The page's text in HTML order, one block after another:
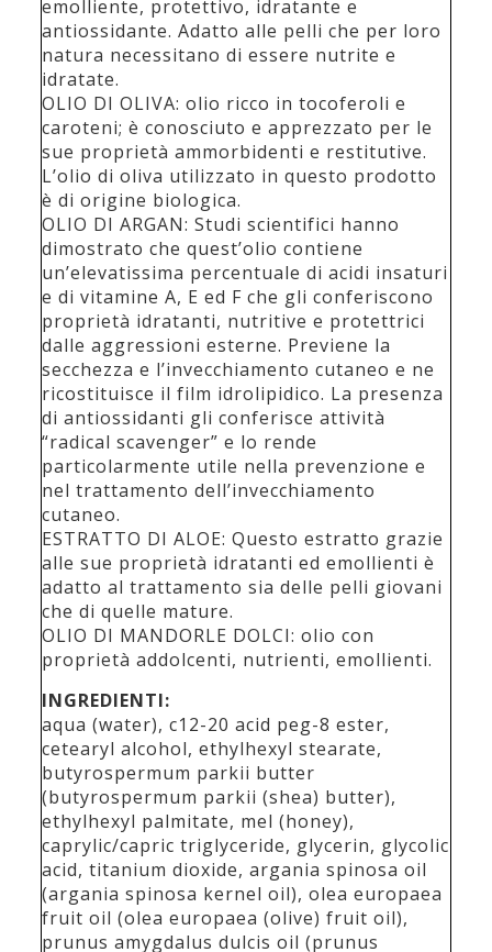
emolliente, protettivo, idratante e
antiossidante. Adatto alle pelli che per loro
natura necessitano di essere nutrite e
idratate.
OLIO DI OLIVA: olio ricco in tocoferoli e
caroteni; è conosciuto e apprezzato per le
sue proprietà ammorbidenti e restitutive.
L’olio di oliva utilizzato in questo prodotto
è di origine biologica.
OLIO DI ARGAN: Studi scientifici hanno
dimostrato che quest’olio contiene
un’elevatissima percentuale di acidi insaturi
e di vitamine A, E ed F che gli conferiscono
proprietà idratanti, nutritive e protettrici
dalle aggressioni esterne. Previene la
secchezza e l’invecchiamento cutaneo e ne
ricostituisce il film idrolipidico. La presenza
di antiossidanti gli conferisce attività
“radical scavenger” e lo rende
particolarmente utile nella prevenzione e
nel trattamento dell’invecchiamento
cutaneo.
ESTRATTO DI ALOE: Questo estratto grazie
alle sue proprietà idratanti ed emollienti è
adatto al trattamento sia delle pelli giovani
che di quelle mature.
OLIO DI MANDORLE DOLCI: olio con
proprietà addolcenti, nutrienti, emollienti.
INGREDIENTI:
aqua (water), c12-20 acid peg-8 ester,
cetearyl alcohol, ethylhexyl stearate,
butyrospermum parkii butter
(butyrospermum parkii (shea) butter),
ethylhexyl palmitate, mel (honey),
caprylic/capric triglyceride, glycerin, glycolic
acid, titanium dioxide, argania spinosa oil
(argania spinosa kernel oil), olea europaea
fruit oil (olea europaea (olive) fruit oil),
prunus amygdalus dulcis oil (prunus